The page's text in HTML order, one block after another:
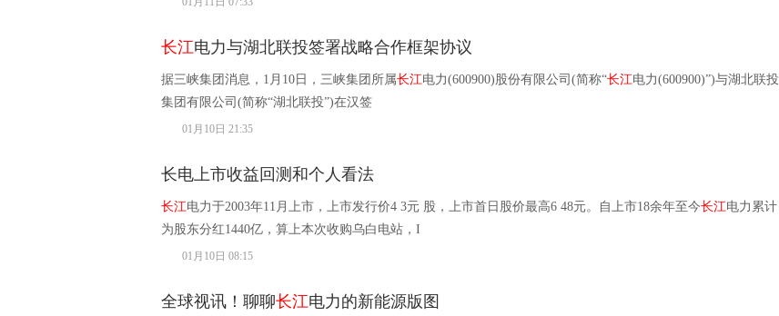
长江电力与湖北联投签署战略合作框架协议
据三峡集团消息，1月10日，三峡集团所属长江电力(600900)股份有限公司(简称“长江电力(600900)”)与湖北联投
集团有限公司(简称“湖北联投”)在汉签
01月10日 21:35
长电上市收益回测和个人看法
长江电力于2003年11月上市，上市发行价4 3元 股，上市首日股价最高6 48元。自上市18余年至今长江电力累计
为股东分红1440亿，算上本次收购乌白电站，I
01月10日 08:15
全球视讯！聊聊长江电力的新能源版图